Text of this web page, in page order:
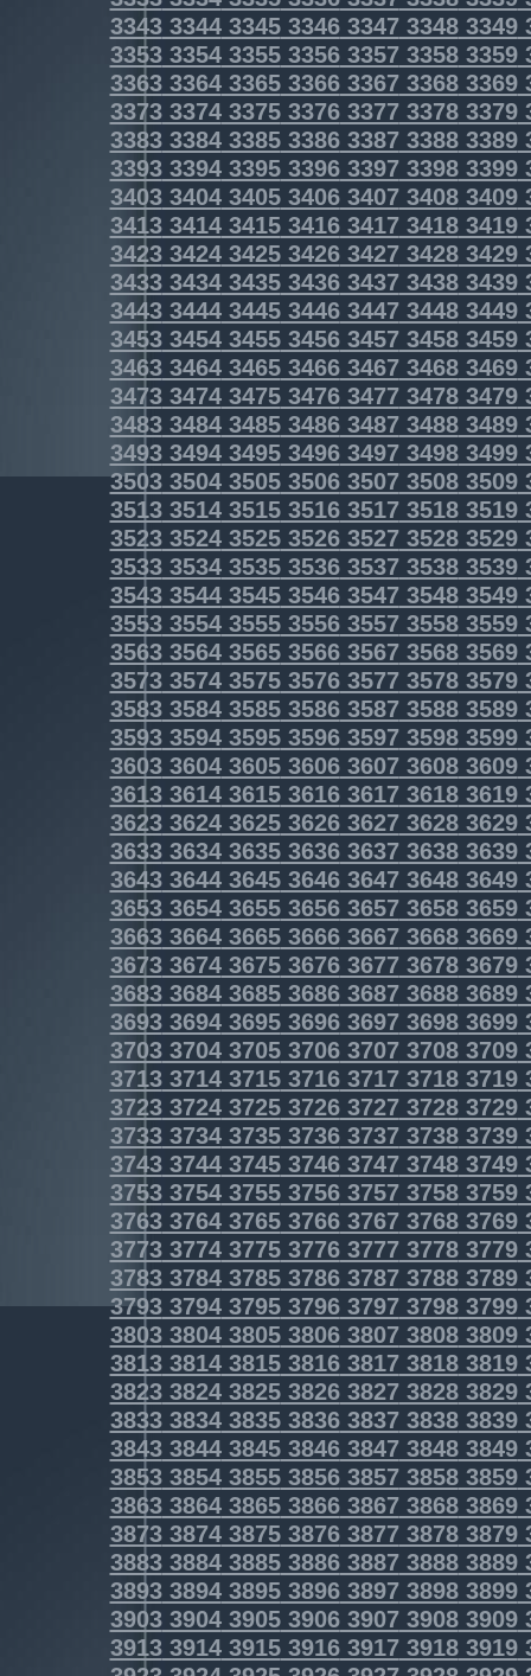
3343334433453346334733483349
3353335433553356335733583359
3363336433653366336733683369
3373337433753376337733783379
3383338433853386338733883389
3393339433953396339733983399
3403340434053406340734083409
3413341434153416341734183419
3423342434253426342734283429
3433343434353436343734383439
3443344434453446344734483449
3453345434553456345734583459
3463346434653466346734683469
3473347434753476347734783479
3483348434853486348734883489
3493349434953496349734983499
3503350435053506350735083509
3513351435153516351735183519
3523352435253526352735283529
3533353435353536353735383539
3543354435453546354735483549
3553355435553556355735583559
3563356435653566356735683569
3573357435753576357735783579
3583358435853586358735883589
3593359435953596359735983599
3603360436053606360736083609
3613361436153616361736183619
3623362436253626362736283629
3633363436353636363736383639
3643364436453646364736483649
3653365436553656365736583659
3663366436653666366736683669
3673367436753676367736783679
3683368436853686368736883689
3693369436953696369736983699
3703370437053706370737083709
3713371437153716371737183719
3723372437253726372737283729
3733373437353736373737383739
3743374437453746374737483749
3753375437553756375737583759
3763376437653766376737683769
3773377437753776377737783779
3783378437853786378737883789
3793379437953796379737983799
3803380438053806380738083809
3813381438153816381738183819
3823382438253826382738283829
3833383438353836383738383839
3843384438453846384738483849
3853385438553856385738583859
3863386438653866386738683869
3873387438753876387738783879
3883388438853886388738883889
3893389438953896389738983899
3903390439053906390739083909
3913391439153916391739183919